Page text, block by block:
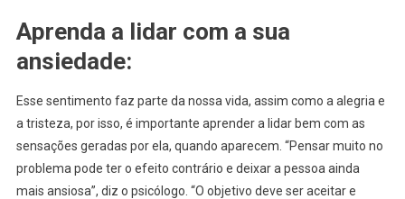
Aprenda a lidar com a sua
ansiedade:
Esse sentimento faz parte da nossa vida, assim como a alegria e
a tristeza, por isso, é importante aprender a lidar bem com as
sensações geradas por ela, quando aparecem. “Pensar muito no
problema pode ter o efeito contrário e deixar a pessoa ainda
mais ansiosa”, diz o psicólogo. “O objetivo deve ser aceitar e